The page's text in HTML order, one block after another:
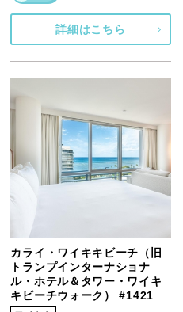
詳細はこちら
カライ・ワイキキビーチ（旧
トランプインターナショナ
ル・ホテル＆タワー・ワイキ
キビーチウォーク） #1421